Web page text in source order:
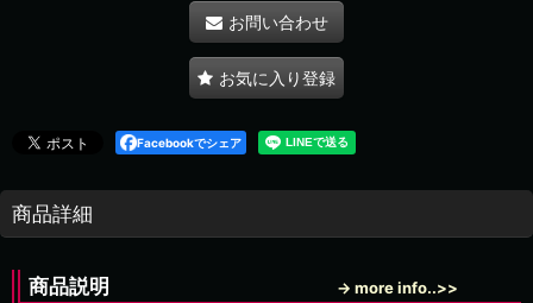
お問い合わせ
お気に入り登録
Facebookでシェア
商品詳細
商品説明 → more info..>>